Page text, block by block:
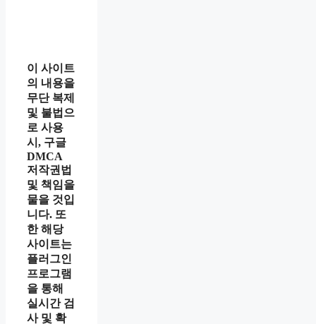
이 사이트
의 내용을
무단 복제
및 불법으
로 사용
시, 구글
DMCA
저작권법
및 책임을
물을 것입
니다. 또
한 해당
사이트는
플러그인
프로그램
을 통해
실시간 검
사 및 확